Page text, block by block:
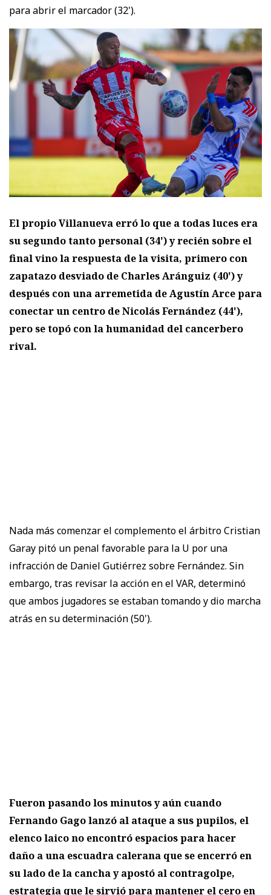
para abrir el marcador (32').
El propio Villanueva erró lo que a todas luces era
su segundo tanto personal (34') y recién sobre el
final vino la respuesta de la visita, primero con
zapatazo desviado de Charles Aránguiz (40') y
después con una arremetida de Agustín Arce para
conectar un centro de Nicolás Fernández (44'),
pero se topó con la humanidad del cancerbero
rival.
Nada más comenzar el complemento el árbitro Cristian
Garay pitó un penal favorable para la U por una
infracción de Daniel Gutiérrez sobre Fernández. Sin
embargo, tras revisar la acción en el VAR, determinó
que ambos jugadores se estaban tomando y dio marcha
atrás en su determinación (50').
Fueron pasando los minutos y aún cuando
Fernando Gago lanzó al ataque a sus pupilos, el
elenco laico no encontró espacios para hacer
daño a una escuadra calerana que se encerró en
su lado de la cancha y apostó al contragolpe,
estrategia que le sirvió para mantener el cero en